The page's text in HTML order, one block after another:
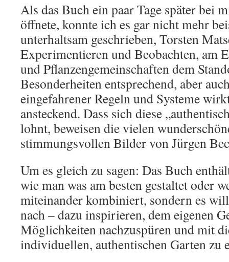
Als das Buch ein paar Tage später bei
öffnete, konnte ich es gar nicht mehr
unterhaltsam geschrieben, Torsten
Experimentieren und Beobachten, am
und Pflanzengemeinschaften dem
Besonderheiten entsprechend, aber
eingefahrener Regeln und Systeme
ansteckend. Dass sich diese
lohnt, beweisen die vielen
stimmungsvollen Bilder von Jürgen
Um es gleich zu sagen: Das Buch
wie man was am besten gestaltet oder
miteinander kombiniert, sondern es
nach – dazu inspirieren, dem eigenen
Möglichkeiten nachzuspüren und mit
individuellen, authentischen Garten zu